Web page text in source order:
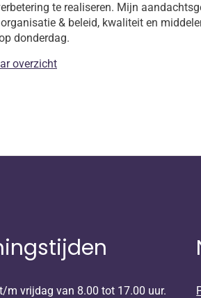
te realiseren. Mijn
& beleid, kwaliteit en
donderdag.
overzicht
m vrijdag van 8.00 tot 17.00 uur.